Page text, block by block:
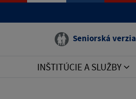
Seniorská verzia
INŠTITÚCIE A SLUŽBY